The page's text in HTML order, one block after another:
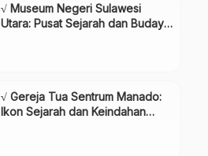
√ Museum Negeri Sulawesi
Utara: Pusat Sejarah dan Budaya
√ Gereja Tua Sentrum Manado:
Ikon Sejarah dan Keindahan